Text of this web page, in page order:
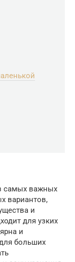
самых важных
вариантов,
и
для узких
и
больших